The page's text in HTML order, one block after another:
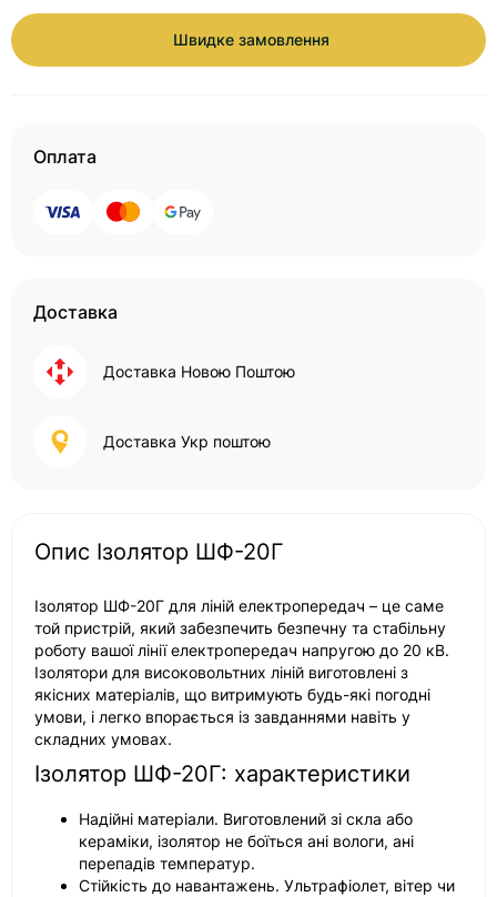
Швидке замовлення
Оплата
Доставка
Доставка Новою Поштою
Доставка Укр поштою
Опис Ізолятор ШФ-20Г
Ізолятор ШФ-20Г для ліній електропередач – це саме
той пристрій, який забезпечить безпечну та стабільну
роботу вашої лінії електропередач напругою до 20 кВ.
Ізолятори для високовольтних ліній виготовлені з
якісних матеріалів, що витримують будь-які погодні
умови, і легко впорається із завданнями навіть у
складних умовах.
Ізолятор ШФ-20Г: характеристики
Надійні матеріали. Виготовлений зі скла або
кераміки, ізолятор не боїться ані вологи, ані
перепадів температур.
Стійкість до навантажень. Ультрафіолет, вітер чи